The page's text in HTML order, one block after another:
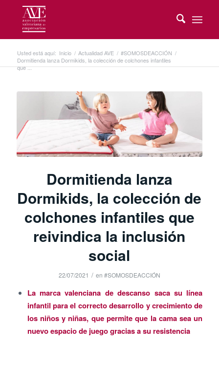
Usted está aquí: Inicio / Actualidad AVE / #SOMOSDEACCIÓN /
Dormitienda lanza Dormikids, la colección de colchones infantiles
que ...
Dormitienda lanza
Dormikids, la colección de
colchones infantiles que
reivindica la inclusión
social
22/07/2021 / en #SOMOSDEACCIÓN
La marca valenciana de descanso saca su línea
infantil para el correcto desarrollo y crecimiento de
los niños y niñas, que permite que la cama sea un
nuevo espacio de juego gracias a su resistencia